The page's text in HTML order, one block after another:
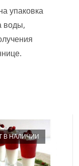
упаковка
воды,
В НАЛИЧИИ